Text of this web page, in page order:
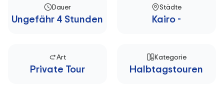
Dauer
Ungefähr 4 Stunden
Städte
Kairo -
Art
Private Tour
Kategorie
Halbtagstouren